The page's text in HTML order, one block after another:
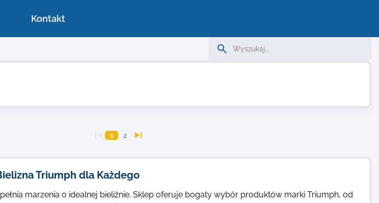
Kontakt
1 2
Triumph dla Każdego
marzenia o idealnej bieliźnie. Sklep oferuje bogaty wybór produktów marki Triumph, od